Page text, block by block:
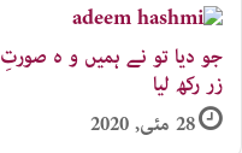
جو دیا تو نے ہمیں و ہ صورتِ
زر رکھ لیا
28 مئی, 2020